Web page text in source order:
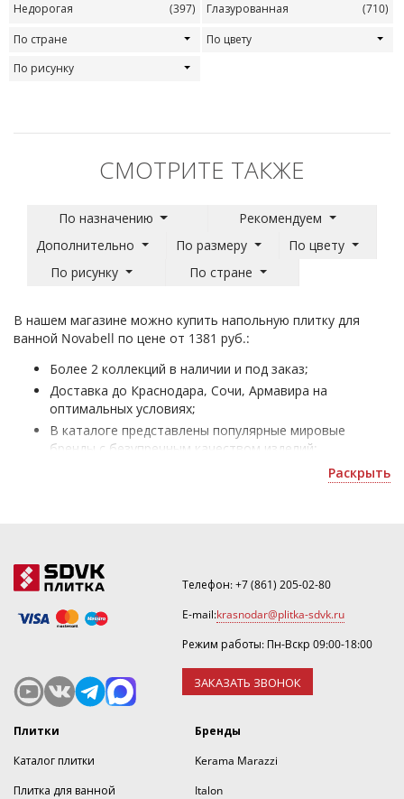
Недорогая (397) Глазурованная
(710)
По стране
По цвету
По рисунку
СМОТРИТЕ ТАКЖЕ
По назначению
Рекомендуем
Дополнительно
По размеру
По цвету
По рисунку
По стране
В нашем магазине можно купить напольную плитку для
ванной Novabell по цене от 1381 руб.:
Более 2 коллекций в наличии и под заказ;
Доставка до Краснодара, Сочи, Армавира на
оптимальных условиях;
В каталоге представлены популярные мировые
бренды с безупречным качеством изделий;
облицовки жилых и коммерческих помещений;
Раскрыть
Телефон:+7 (861) 205-02-80
E-mail:krasnodar@plitka-sdvk.ru
Режим работы: Пн-Вскр 09:00-18:00
ЗАКАЗАТЬ ЗВОНОК
Плитки
Каталог плитки
Плитка для ванной
Бренды
Kerama Marazzi
Italon